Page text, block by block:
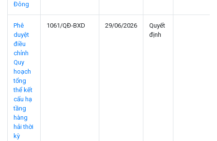
Đông
Phê
duyệt
điều
chỉnh
Quy
hoạch
tổng
thể kết
cấu hạ
tầng
hàng
hải thời
kỳ
1061/QĐ-BXD 29/06/2026
Quyết
định